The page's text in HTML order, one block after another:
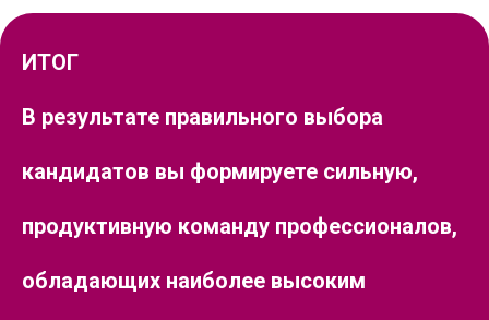
ИТОГ
В результате правильного выбора
кандидатов вы формируете сильную,
продуктивную команду профессионалов,
обладающих наиболее высоким